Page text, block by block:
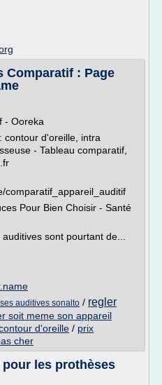
Comparatif : Page
- Ooreka
contour d'oreille, intra
- Tableau comparatif,
comparatif_appareil_auditif
Pour Bien Choisir - Santé
sont pourtant de...
auditives sonalto / regler
soit meme son appareil
d'oreille / prix
cher
les prothèses